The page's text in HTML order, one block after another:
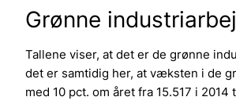
Grønne
Tallene viser, at det er de grønne
det er samtidig her, at væksten i de
med 10 pct. om året fra 15.517 i 2014